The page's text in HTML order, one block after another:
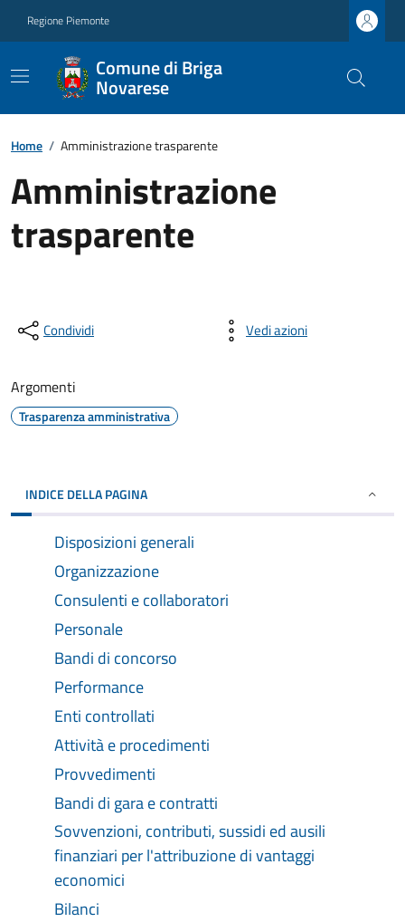
Regione Piemonte
Comune di Briga
Novarese
Home / Amministrazione trasparente
Amministrazione
trasparente
Condividi Vedi azioni
Argomenti
Trasparenza amministrativa
INDICE DELLA PAGINA
Disposizioni generali
Organizzazione
Consulenti e collaboratori
Personale
Bandi di concorso
Performance
Enti controllati
Attività e procedimenti
Provvedimenti
Bandi di gara e contratti
Sovvenzioni, contributi, sussidi ed ausili
finanziari per l'attribuzione di vantaggi
economici
Bilanci